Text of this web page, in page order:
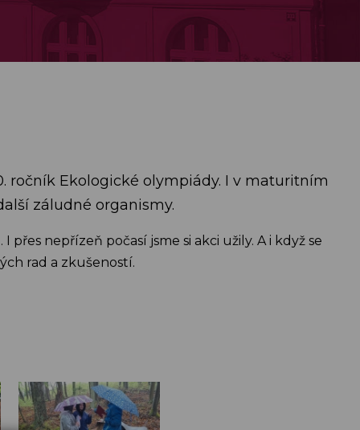
ročník Ekologické olympiády. I v maturitním
záludné organismy.
nepřízeň počasí jsme si akci užily. A i když se
rad a zkušeností.